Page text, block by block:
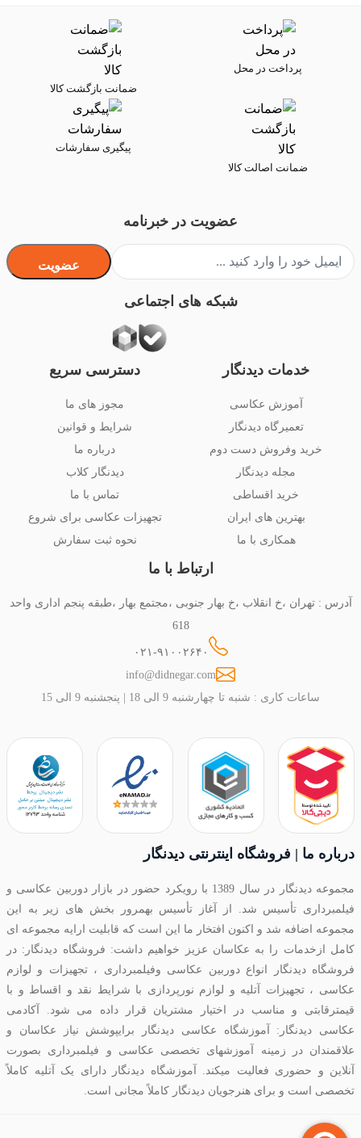
پرداخت در محل
ضمانت بازگشت کالا
ضمانت اصالت کالا
پیگیری سفارشات
خدمات دیدنگار
آموزش عکاسی
تعمیرگاه دیدنگار
خرید وفروش دست دوم
مجله دیدنگار
خرید اقساطی
بهترین های ایران
همکاری با ما
دسترسی سریع
مجوز های ما
شرایط و قوانین
درباره ما
دیدنگار کلاب
تماس با ما
تجهیزات عکاسی برای شروع
نحوه ثبت سفارش
ارتباط با ما
آدرس : تهران ،خ انقلاب ،خ بهار جنوبی ،مجتمع بهار ،طبقه پنجم اداری واحد
618
۰۲۱-۹۱۰۰۲۶۴۰
info@didnegar.com
ساعات کاری : شنبه تا چهارشنبه 9 الی 18 | پنجشنبه 9 الی 15
عضویت در خبرنامه
عضویت
شبکه های اجتماعی
درباره ما | فروشگاه اینترنتی دیدنگار
مجموعه دیدنگار در سال 1389 با رویکرد حضور در بازار دوربین عکاسی و
فیلمبرداری تأسیس شد. از آغاز تأسیس بهمرور بخش های زیر به این
مجموعه اضافه شد و اکنون افتخار ما این است که قابلیت ارایه مجموعه ای
کامل ازخدمات را به عکاسان عزیز خواهیم داشت: فروشگاه دیدنگار: در
فروشگاه دیدنگار انواع دوربین عکاسی وفیلمبرداری ، تجهیزات و لوازم
عکاسی ، تجهیزات آتلیه و لوازم نورپردازی با شرایط نقد و اقساط و با
قیمترقابتی و مناسب در اختیار مشتریان قرار داده می شود. آکادمی
عکاسی دیدنگار: آموزشگاه عکاسی دیدنگار برایپوشش نیاز عکاسان و
علاقمندان در زمینه آموزشهای تخصصی عکاسی و فیلمبرداری بصورت
آنلاین و حضوری فعالیت میکند. آموزشگاه دیدنگار دارای یک آتلیه کاملاً
تخصصی است و برای هنرجویان دیدنگار کاملاً مجانی است.